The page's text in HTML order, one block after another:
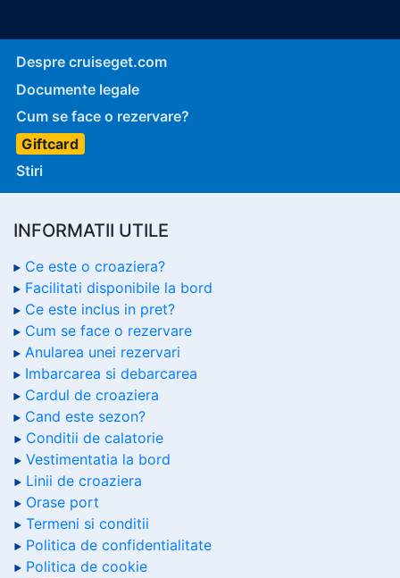
Despre cruiseget.com
Documente legale
Cum se face o rezervare?
Giftcard
Stiri
INFORMATII UTILE
Ce este o croaziera?
Facilitati disponibile la bord
Ce este inclus in pret?
Cum se face o rezervare
Anularea unei rezervari
Imbarcarea si debarcarea
Cardul de croaziera
Cand este sezon?
Conditii de calatorie
Vestimentatia la bord
Linii de croaziera
Orase port
Termeni si conditii
Politica de confidentialitate
Politica de cookie